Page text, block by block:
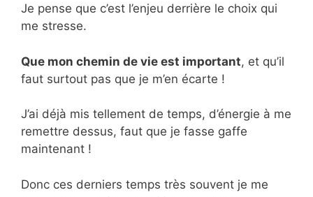
Je pense que c’est l’enjeu derrière le choix qui
me stresse.
Que mon chemin de vie est important, et qu’il
faut surtout pas que je m’en écarte !
J’ai déjà mis tellement de temps, d’énergie à me
remettre dessus, faut que je fasse gaffe
maintenant !
Donc ces derniers temps très souvent je me